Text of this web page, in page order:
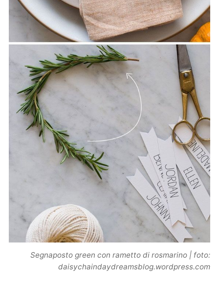
Segnaposto green con rametto di rosmarino | foto:
daisychaindaydreamsblog.wordpress.com